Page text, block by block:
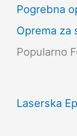
Pogrebna
Oprema za
Popularno
Laserska